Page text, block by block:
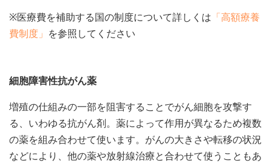
※医療費を補助する国の制度について詳しくは 「高額療養
費制度」
を参照してください
細胞障害性抗がん薬
増殖の仕組みの一部を阻害することでがん細胞を攻撃す
る、いわゆる抗がん剤。薬によって作用が異なるため複数
の薬を組み合わせて使います。がんの大きさや転移の状況
などにより、他の薬や放射線治療と合わせて使うこともあ